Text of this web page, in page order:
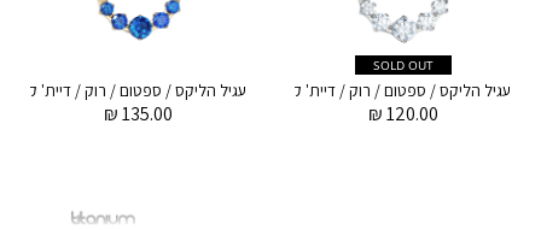
SOLD OUT
120.00
₪
135.00
₪